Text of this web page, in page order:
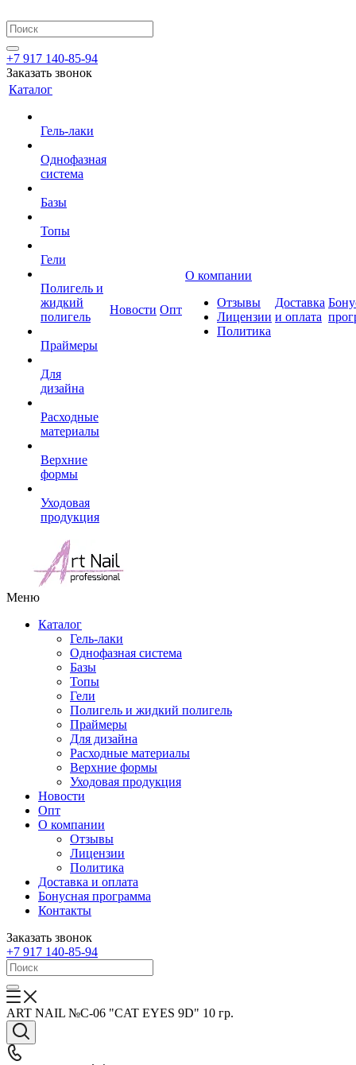
+7 917 140-85-94
Заказать звонок
Каталог
Гель-лаки
Однофазная
система
Базы
Топы
Гели
Полигель и
жидкий
полигель
Праймеры
Для
дизайна
Расходные
материалы
Верхние
формы
Уходовая
продукция
Новости Опт
О компании
Отзывы
Лицензии
Политика
Доставка
и оплата
Меню
Каталог
Гель-лаки
Однофазная система
Базы
Топы
Гели
Полигель и жидкий полигель
Праймеры
Для дизайна
Расходные материалы
Верхние формы
Уходовая продукция
Новости
Опт
О компании
Отзывы
Лицензии
Политика
Доставка и оплата
Бонусная программа
Контакты
Заказать звонок
+7 917 140-85-94
ART NAIL №C-06 "CAT EYES 9D" 10 гр.